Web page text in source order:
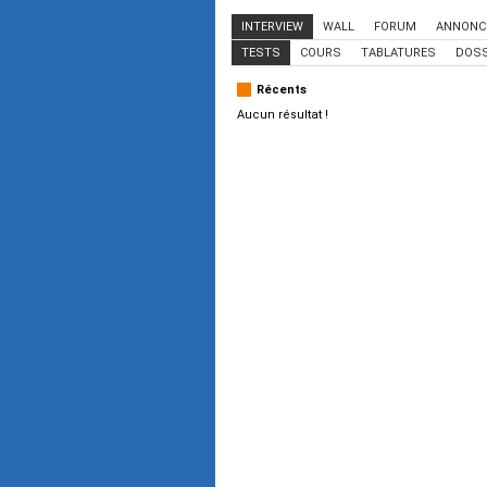
INTERVIEW WALL FORUM
TESTS
COURS TABLATURES
Récents
Aucun résultat !